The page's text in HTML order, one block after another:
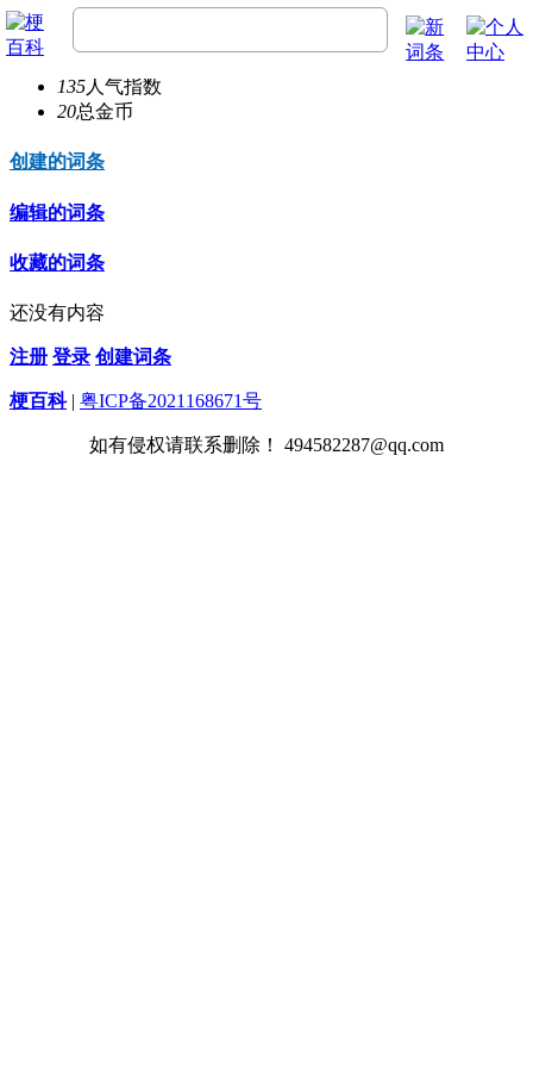
1870042928
135人气指数
20总金币
创建的词条
编辑的词条
收藏的词条
还没有内容
注册 登录 创建词条
梗百科 | 粤ICP备2021168671号
如有侵权请联系删除！ 494582287@qq.com